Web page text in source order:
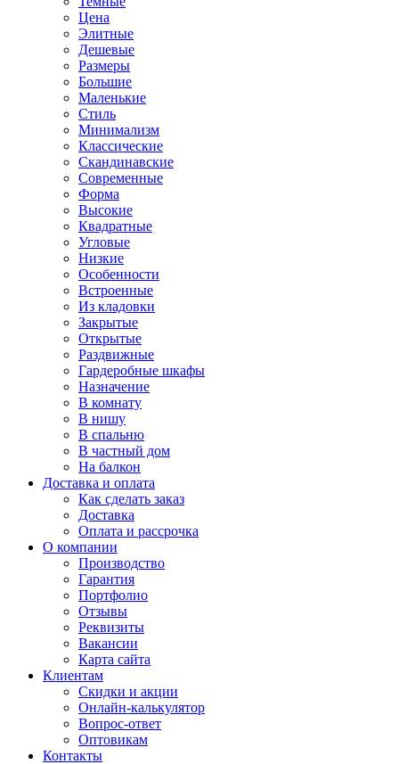
Цена
Элитные
Дешевые
Размеры
Большие
Маленькие
Стиль
Минимализм
Классические
Скандинавские
Современные
Форма
Высокие
Квадратные
Угловые
Низкие
Особенности
Встроенные
Из кладовки
Закрытые
Открытые
Раздвижные
Гардеробные шкафы
Назначение
В комнату
В нишу
В спальню
В частный дом
На балкон
Доставка и оплата
Как сделать заказ
Доставка
Оплата и рассрочка
О компании
Производство
Гарантия
Портфолио
Отзывы
Реквизиты
Вакансии
Карта сайта
Клиентам
Скидки и акции
Онлайн-калькулятор
Вопрос-ответ
Оптовикам
Контакты